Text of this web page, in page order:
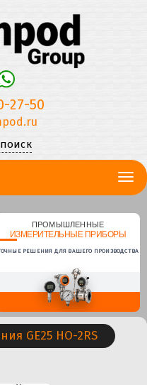
27-50
ПРОМЫШЛЕННЫЕ
ИЗМЕРИТЕЛЬНЫЕ ПРИБОРЫ
РЕШЕНИЯ ДЛЯ ВАШЕГО ПРОИЗВОДСТВА
GE25 HO-2RS